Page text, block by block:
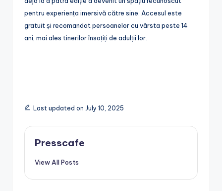
pentru experiența imersivă către sine. Accesul este
gratuit și recomandat persoanelor cu vârsta peste 14
ani, mai ales tinerilor însoțiți de adulții lor.
Last updated on July 10, 2025
Presscafe
View All Posts